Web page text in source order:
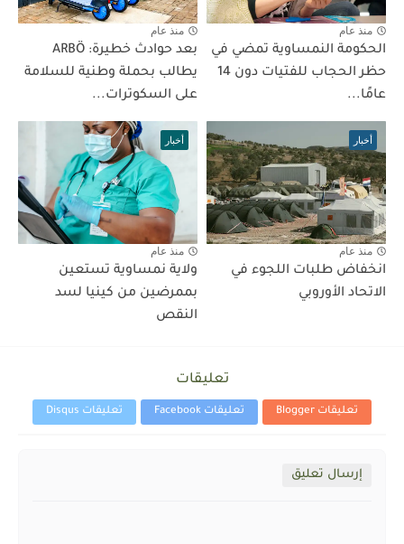
منذ عام
الحكومة النمساوية تمضي في
حظر الحجاب للفتيات دون 14
عامًا...
منذ عام
بعد حوادث خطيرة: ARBÖ
يطالب بحملة وطنية للسلامة
على السكوترات...
أخبار
منذ عام
انخفاض طلبات اللجوء في
الاتحاد الأوروبي
أخبار
منذ عام
ولاية نمساوية تستعين
بممرضين من كينيا لسد
النقص
تعليقات
تعليقات Blogger تعليقات Facebook تعليقات Disqus
إرسال تعليق